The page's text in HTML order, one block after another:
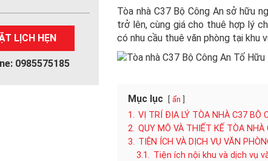
LỊCH HẸN
0985575185
Tòa nhà C37 Bộ Công An sở hữu
trở lên, cùng giá cho thuê hợp lý
có nhu cầu thuê văn phòng tại khu
Mục lục ẩn
1. VỊ TRÍ ĐỊA LÝ TÒA NHÀ C37 BỘ
2. QUY MÔ VÀ THIẾT KẾ TÒA NHÀ
3. TIỆN ÍCH VÀ DỊCH VỤ VĂN
3.1. Tiện ích nội khu và dịch vụ